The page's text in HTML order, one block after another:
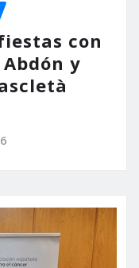
con
y